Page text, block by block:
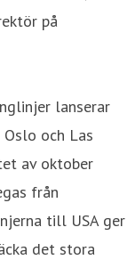
på
lanserar
och Las
av oktober
från
till USA ger
det stora